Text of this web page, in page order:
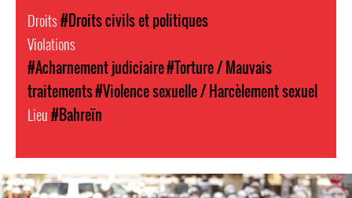
Droits#Droits civils et politiques
Violations
#Acharnement judiciaire#Torture / Mauvais
traitements#Violence sexuelle / Harcèlement sexuel
Lieu#Bahreïn